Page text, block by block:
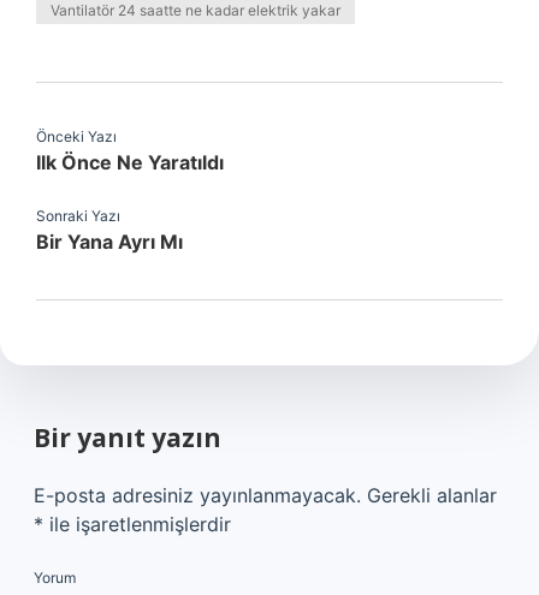
Vantilatör 24 saatte ne kadar elektrik yakar
Önceki Yazı
Ilk Önce Ne Yaratıldı
Sonraki Yazı
Bir Yana Ayrı Mı
Bir yanıt yazın
E-posta adresiniz yayınlanmayacak. Gerekli alanlar
* ile işaretlenmişlerdir
Yorum